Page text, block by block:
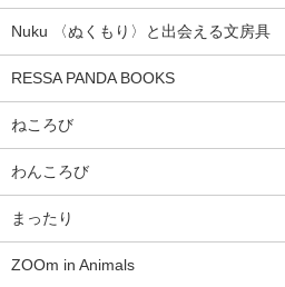
Nuku 〈ぬくもり〉と出会える文房具
RESSA PANDA BOOKS
ねころび
わんころび
まったり
ZOOm in Animals